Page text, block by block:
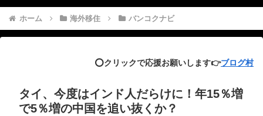
ホーム 海外移住 バンコクナビ
⭕️クリックで応援お願いします👉ブログ村
タイ、今度はインド人だらけに！年15％増
で5％増の中国を追い抜くか？